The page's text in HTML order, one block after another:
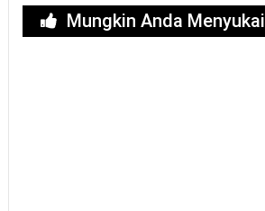
Mungkin Anda Menyukai